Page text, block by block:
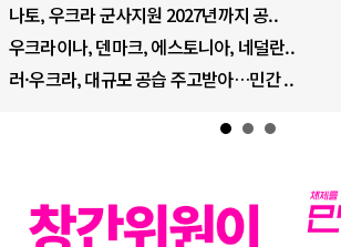
나토, 우크라 군사지원 2027년까지 공..
우크라이나, 덴마크, 에스토니아, 네덜란..
러·우크라, 대규모 공습 주고받아…민간 ..